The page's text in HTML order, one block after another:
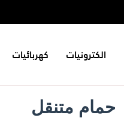
الكترونيات كهربائيات
حمام متنقل